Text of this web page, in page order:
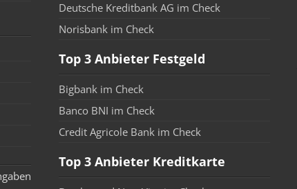
Deutsche Kreditbank AG im Check
Norisbank im Check
Top 3 Anbieter Festgeld
Bigbank im Check
Banco BNI im Check
Credit Agricole Bank im Check
Top 3 Anbieter Kreditkarte